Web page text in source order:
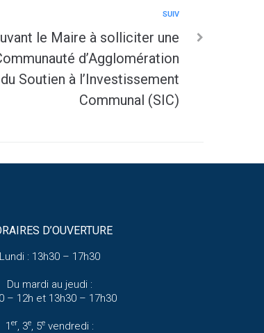
SUIV
le Maire à solliciter une
d’Agglomération
Soutien à l’Investissement
Communal (SIC)
D’OUVERTURE
Lundi : 13h30 – 17h30
Du mardi au jeudi :
– 12h et 13h30 – 17h30
1 er, 3e, 5evendredi :